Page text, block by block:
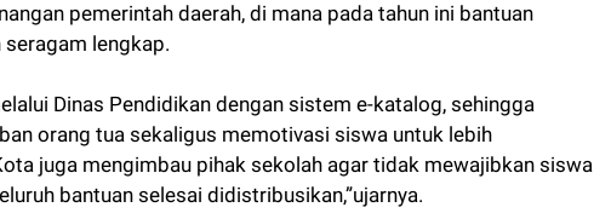
pemerintah daerah, di mana pada tahun ini bantuan
lengkap.
Dinas Pendidikan dengan sistem e-katalog, sehingga
orang tua sekaligus memotivasi siswa untuk lebih
juga mengimbau pihak sekolah agar tidak mewajibkan siswa
bantuan selesai didistribusikan,”ujarnya.